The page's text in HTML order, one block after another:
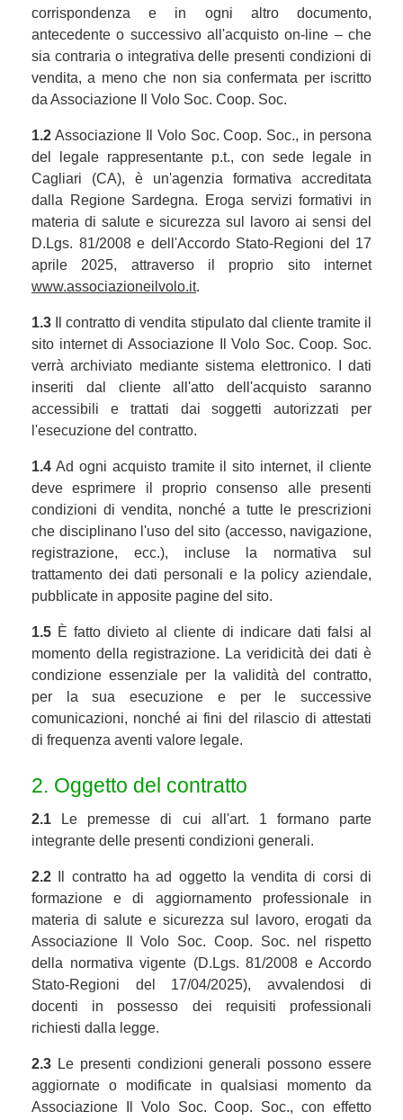
corrispondenza e in ogni altro documento,
antecedente o successivo all'acquisto on-line – che
sia contraria o integrativa delle presenti condizioni di
vendita, a meno che non sia confermata per iscritto
da Associazione Il Volo Soc. Coop. Soc.
1.2 Associazione Il Volo Soc. Coop. Soc., in persona
del legale rappresentante p.t., con sede legale in
Cagliari (CA), è un'agenzia formativa accreditata
dalla Regione Sardegna. Eroga servizi formativi in
materia di salute e sicurezza sul lavoro ai sensi del
D.Lgs. 81/2008 e dell'Accordo Stato-Regioni del 17
aprile 2025, attraverso il proprio sito internet
www.associazioneilvolo.it.
1.3 Il contratto di vendita stipulato dal cliente tramite il
sito internet di Associazione Il Volo Soc. Coop. Soc.
verrà archiviato mediante sistema elettronico. I dati
inseriti dal cliente all'atto dell'acquisto saranno
accessibili e trattati dai soggetti autorizzati per
l'esecuzione del contratto.
1.4 Ad ogni acquisto tramite il sito internet, il cliente
deve esprimere il proprio consenso alle presenti
condizioni di vendita, nonché a tutte le prescrizioni
che disciplinano l'uso del sito (accesso, navigazione,
registrazione, ecc.), incluse la normativa sul
trattamento dei dati personali e la policy aziendale,
pubblicate in apposite pagine del sito.
1.5 È fatto divieto al cliente di indicare dati falsi al
momento della registrazione. La veridicità dei dati è
condizione essenziale per la validità del contratto,
per la sua esecuzione e per le successive
comunicazioni, nonché ai fini del rilascio di attestati
di frequenza aventi valore legale.
2. Oggetto del contratto
2.1 Le premesse di cui all'art. 1 formano parte
integrante delle presenti condizioni generali.
2.2 Il contratto ha ad oggetto la vendita di corsi di
formazione e di aggiornamento professionale in
materia di salute e sicurezza sul lavoro, erogati da
Associazione Il Volo Soc. Coop. Soc. nel rispetto
della normativa vigente (D.Lgs. 81/2008 e Accordo
Stato-Regioni del 17/04/2025), avvalendosi di
docenti in possesso dei requisiti professionali
richiesti dalla legge.
2.3 Le presenti condizioni generali possono essere
aggiornate o modificate in qualsiasi momento da
Associazione Il Volo Soc. Coop. Soc., con effetto